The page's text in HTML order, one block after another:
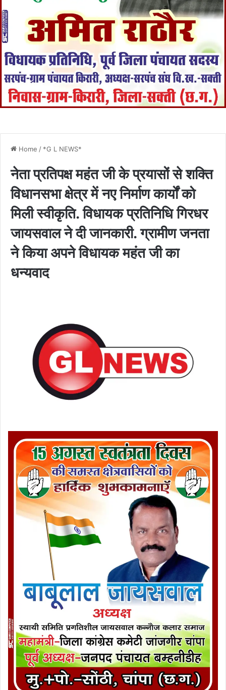
Home / *G L NEWS*
नेता प्रतिपक्ष महंत जी के प्रयासों से शक्ति
विधानसभा क्षेत्र में नए निर्माण कार्यों को
मिली स्वीकृति. विधायक प्रतिनिधि गिरधर
जायसवाल ने दी जानकारी. ग्रामीण जनता
ने किया अपने विधायक महंत जी का
धन्यवाद